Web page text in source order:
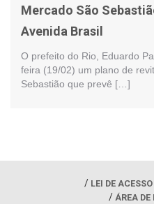
Mercado São
Avenida Brasil
O prefeito do Rio, Eduardo
feira (19/02) um plano de
Sebastião que prevê […]
LEI DE
ÁREA DE